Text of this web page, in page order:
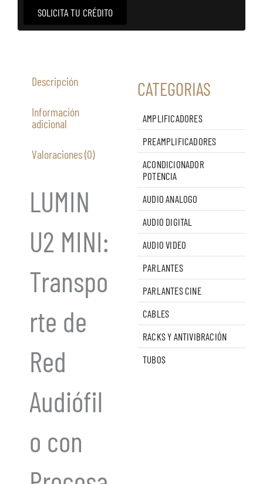
SOLICITA TU CRÉDITO
Descripción
Información
adicional
Valoraciones (0)
LUMIN
U2 MINI:
Transpo
rte de
Red
Audiófil
o con
CATEGORIAS
AMPLIFICADORES
PREAMPLIFICADORES
ACONDICIONADOR
POTENCIA
AUDIO ANALOGO
AUDIO DIGITAL
AUDIO VIDEO
PARLANTES
PARLANTES CINE
CABLES
RACKS Y ANTIVIBRACIÓN
TUBOS